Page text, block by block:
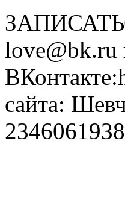
love@bk.ru
сайта: